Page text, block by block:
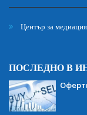
Център за медиация
ПОСЛЕДНО В